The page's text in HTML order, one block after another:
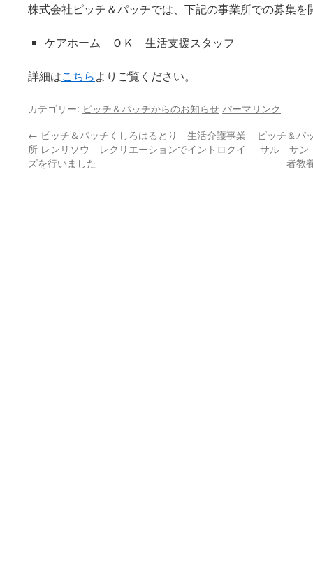
プ
株式会社ピッチ＆パッチでは、下記の事業所での募集を
ケアホーム ＯＫ 生活支援スタッフ
詳細はこちらよりご覧ください。
カテゴリー: ピッチ＆パッチからのお知らせ パーマリンク
← ピッチ＆パッチくしろはるとり 生活介護事業
所 レンリソウ レクリエーションでイントロクイ
ズを行いました
ピッチ＆パ
サル サン
者教